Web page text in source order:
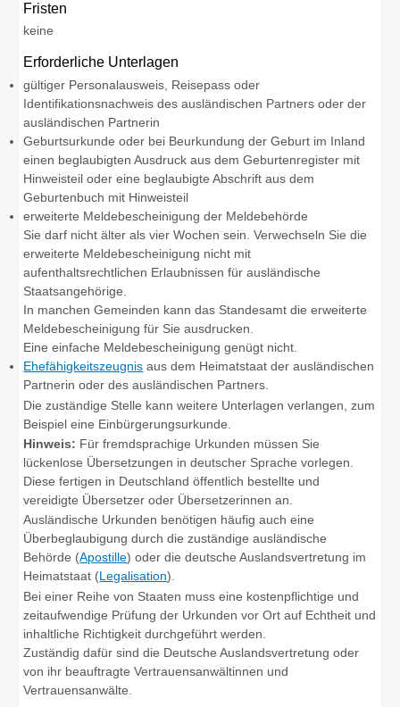
Fristen
keine
Erforderliche Unterlagen
gültiger Personalausweis, Reisepass oder
Identifikationsnachweis des ausländischen Partners oder der
ausländischen Partnerin
Geburtsurkunde oder bei Beurkundung der Geburt im Inland
einen beglaubigten Ausdruck aus dem Geburtenregister mit
Hinweisteil oder eine beglaubigte Abschrift aus dem
Geburtenbuch mit Hinweisteil
erweiterte Meldebescheinigung der Meldebehörde
Sie darf nicht älter als vier Wochen sein. Verwechseln Sie die
erweiterte Meldebescheinigung nicht mit
aufenthaltsrechtlichen Erlaubnissen für ausländische
Staatsangehörige.
In manchen Gemeinden kann das Standesamt die erweiterte
Meldebescheinigung für Sie ausdrucken.
Eine einfache Meldebescheinigung genügt nicht.
Ehefähigkeitszeugnis aus dem Heimatstaat der ausländischen
Partnerin oder des ausländischen Partners.
Die zuständige Stelle kann weitere Unterlagen verlangen, zum
Beispiel eine Einbürgerungsurkunde.
Hinweis: Für fremdsprachige Urkunden müssen Sie
lückenlose Übersetzungen in deutscher Sprache vorlegen.
Diese fertigen in Deutschland öffentlich bestellte und
vereidigte Übersetzer oder Übersetzerinnen an.
Ausländische Urkunden benötigen häufig auch eine
Überbeglaubigung durch die zuständige ausländische
Behörde (Apostille) oder die deutsche Auslandsvertretung im
Heimatstaat (Legalisation).
Bei einer Reihe von Staaten muss eine kostenpflichtige und
zeitaufwendige Prüfung der Urkunden vor Ort auf Echtheit und
inhaltliche Richtigkeit durchgeführt werden.
Zuständig dafür sind die Deutsche Auslandsvertretung oder
von ihr beauftragte Vertrauensanwältinnen und
Vertrauensanwälte.